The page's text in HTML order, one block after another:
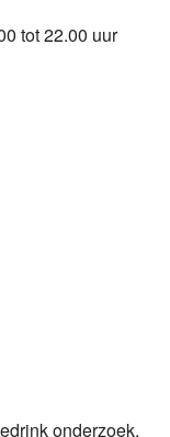
tot 22.00 uur
onderzoek,